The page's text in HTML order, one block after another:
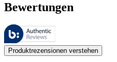
Bewertungen
Diese Bewertungen werden von
Kundenmeinungen in Form von
Produktrezensionen verstehen